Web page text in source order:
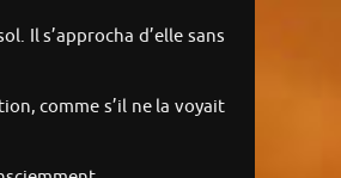
Il s’approcha d’elle sans
comme s’il ne la voyait